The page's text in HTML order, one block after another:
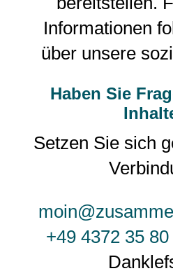
Informationen
über unsere
Haben Sie
Setzen Sie sich
+49 4372 35